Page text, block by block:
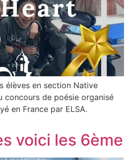
élèves en section Native
concours de poésie organisé
en France par ELSA.
voici les 6ème